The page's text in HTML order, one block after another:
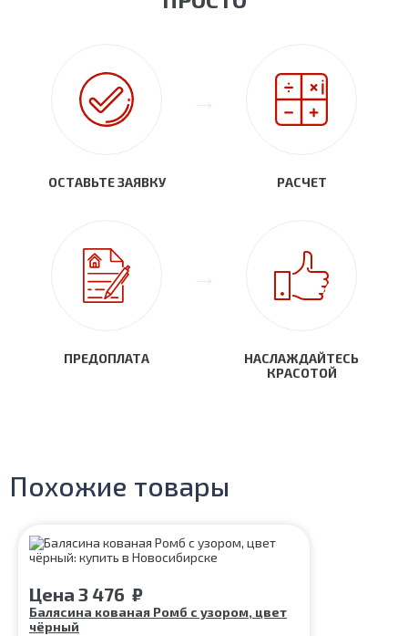
ОСТАВЬТЕ ЗАЯВКУ РАСЧЕТ
ПРЕДОПЛАТА
НАСЛАЖДАЙТЕСЬ
КРАСОТОЙ
Похожие товары
Цена 3 476 ₽
Балясина кованая Ромб с узором, цвет
чёрный